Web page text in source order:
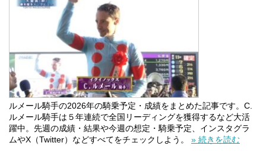
ルメール騎手の2026年の騎乗予定・成績をまとめた記事です。C.
ルメール騎手は５年連続で全国リーディングを獲得するなど大活
躍中。先週の成績・結果や今週の想定・騎乗予定、インスタグラ
ムやX（Twitter）などすべてをチェックしよう。 » 続きを読む